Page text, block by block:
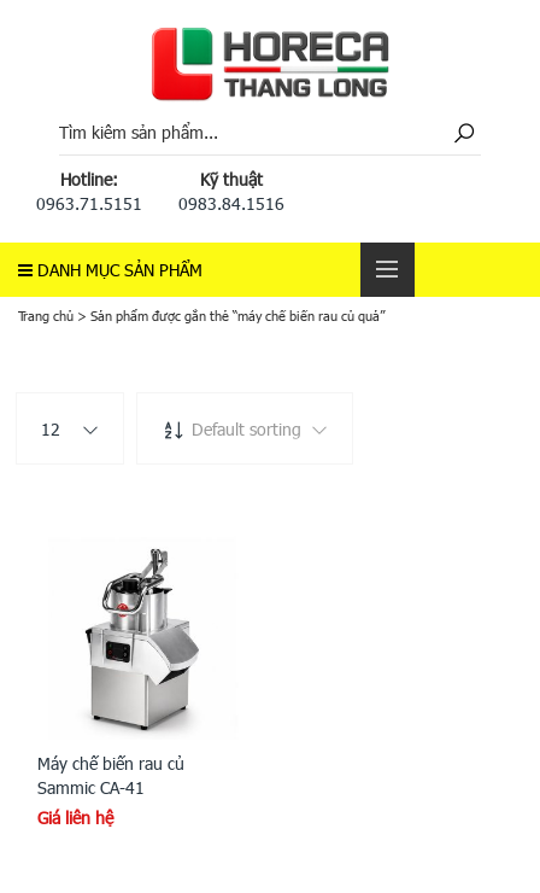
Hotline:
0963.71.5151
Kỹ thuật
0983.84.1516
DANH MỤC SẢN PHẨM
Trang chủ > Sản phẩm được gắn thẻ “máy chế biến rau củ quả”
12 Default sorting
Máy chế biến rau củ
Sammic CA-41
Giá liên hệ